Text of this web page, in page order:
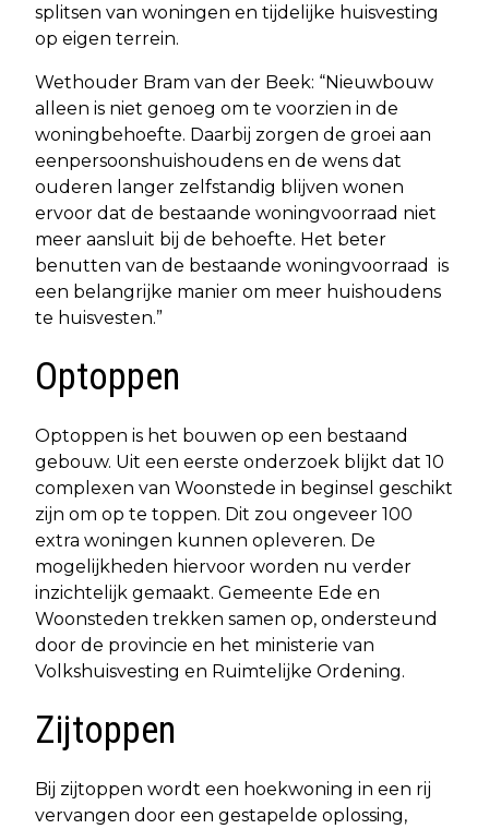
splitsen van woningen en tijdelijke huisvesting
op eigen terrein.
Wethouder Bram van der Beek: “Nieuwbouw
alleen is niet genoeg om te voorzien in de
woningbehoefte. Daarbij zorgen de groei aan
eenpersoonshuishoudens en de wens dat
ouderen langer zelfstandig blijven wonen
ervoor dat de bestaande woningvoorraad niet
meer aansluit bij de behoefte. Het beter
benutten van de bestaande woningvoorraad is
een belangrijke manier om meer huishoudens
te huisvesten.”
Optoppen
Optoppen is het bouwen op een bestaand
gebouw. Uit een eerste onderzoek blijkt dat 10
complexen van Woonstede in beginsel geschikt
zijn om op te toppen. Dit zou ongeveer 100
extra woningen kunnen opleveren. De
mogelijkheden hiervoor worden nu verder
inzichtelijk gemaakt. Gemeente Ede en
Woonsteden trekken samen op, ondersteund
door de provincie en het ministerie van
Volkshuisvesting en Ruimtelijke Ordening.
Zijtoppen
Bij zijtoppen wordt een hoekwoning in een rij
vervangen door een gestapelde oplossing,